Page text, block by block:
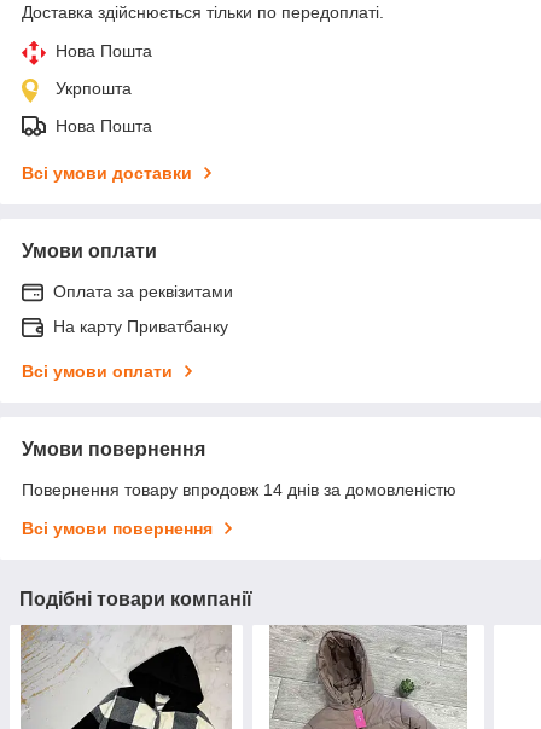
Доставка здійснюється тільки по передоплаті.
Нова Пошта
Укрпошта
Нова Пошта
Всі умови доставки
Умови оплати
Оплата за реквізитами
На карту Приватбанку
Всі умови оплати
Умови повернення
Повернення товару впродовж 14 днів за домовленістю
Всі умови повернення
Подібні товари компанії